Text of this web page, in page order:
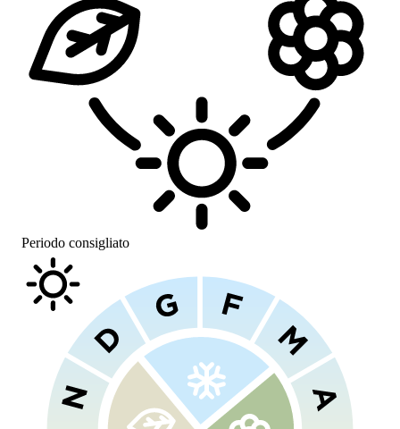
Periodo consigliato